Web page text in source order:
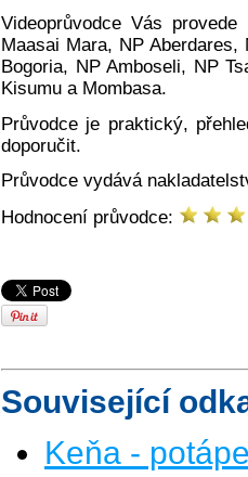
Videoprůvodce Vás
Maasai Mara, NP
Bogoria, NP Amboseli, NP
Kisumu a Mombasa.
Průvodce je praktický,
doporučit.
Průvodce vydává
Hodnocení průvodce:
Související
Keňa -